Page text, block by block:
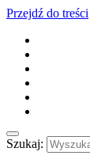
Przejdź do treści
Szukaj: